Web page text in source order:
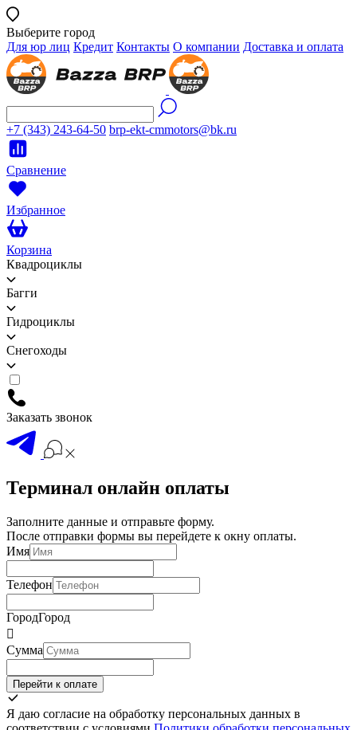
Выберите город
Для юр лиц Кредит Контакты О компании Доставка и оплата
+7 (343) 243-64-50 brp-ekt-cmmotors@bk.ru
Сравнение
Избранное
Корзина
Квадроциклы
Багги
Гидроциклы
Снегоходы
Заказать звонок
Терминал онлайн оплаты
Заполните данные и отправьте форму.
После отправки формы вы перейдете к окну оплаты.
Имя
Телефон
ГородГород

Сумма
Перейти к оплате
Я даю согласие на обработку персональных данных в